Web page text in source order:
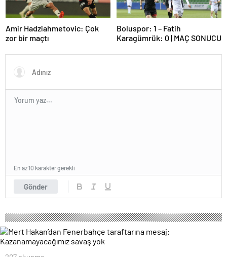
Amir Hadziahmetovic: Çok
zor bir maçtı
Boluspor: 1 – Fatih
Karagümrük: 0 | MAÇ SONUCU
Gönder
En az 10 karakter gerekli